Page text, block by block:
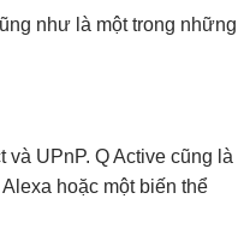
như là một trong những
UPnP. Q Active cũng là
hoặc một biến thể